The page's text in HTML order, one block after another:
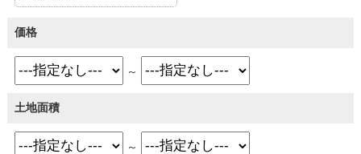
価格
～
土地面積
～